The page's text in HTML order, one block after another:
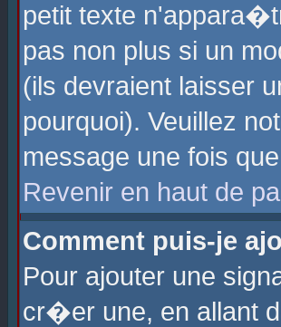
petit texte
pas non plus si un
(ils devraient laisser
pourquoi). Veuillez
message une fois
Revenir en haut de
Comment puis-je
Pour ajouter une
cr�er une, en allant